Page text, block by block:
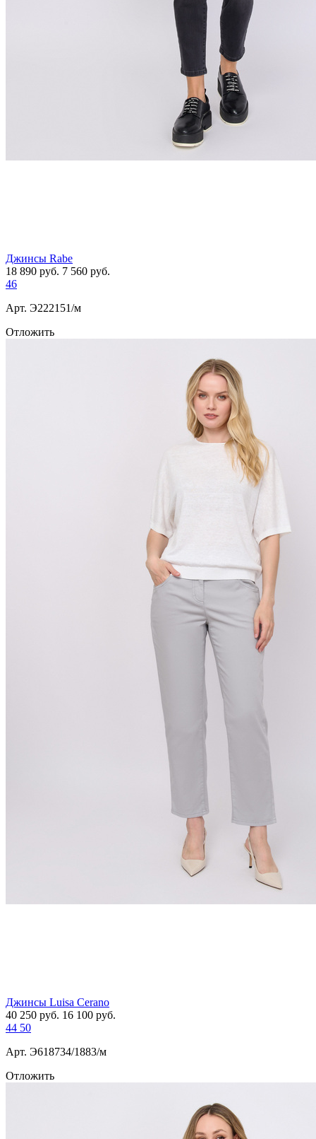
Джинсы Rabe
18 890 руб. 7 560 руб.
46
Арт. Э222151/м
Отложить
Джинсы Luisa Cerano
40 250 руб. 16 100 руб.
44 50
Арт. Э618734/1883/м
Отложить